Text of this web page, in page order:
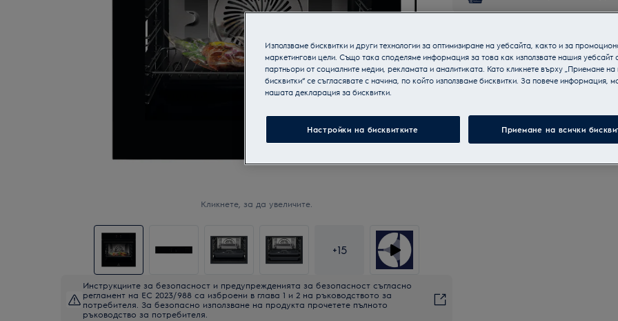
Кликнете, за да увеличите.
+15
Инструкциите за безопасност и предупрежденията за безопасност съгласно
регламент на ЕС 2023/988 са изброени в глава 1 и 2 на ръководството за
потребителя. За безопасно използване на продукта прочетете пълното
ръководство за потребителя.
Използваме бисквитки и други технологии за оптимизиране на уебсайта, както и за
маркетингови цели. Също така споделяме информация за това как използвате нашия уебсайт
партньори от социалните медии, рекламата и аналитиката. Като кликнете върху „Приемане на
бисквитки“ се съгласявате с начина, по който използваме бисквитки. За повече информация,
нашата декларация за бисквитки.
Настройки на бисквитките Приемане на всички